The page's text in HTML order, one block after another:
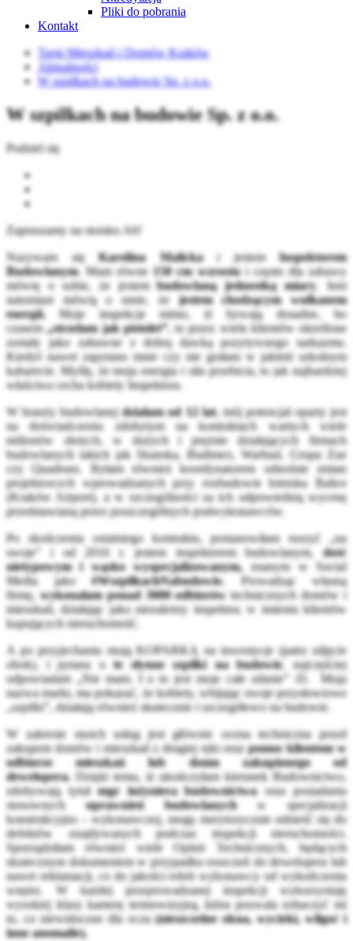
Pliki do pobrania
Kontakt
Targi Mieszkań i Domów Kraków
Aktualności
W szpilkach na budowie Sp. z o.o.
W szpilkach na budowie Sp. z o.o.
Podziel się
Zapraszamy na stoisku A6!
Nazywam sięKarolina Malickai jestemInspektorem
Budowlanym. Mam równe 150 cm wzrostui często dla zabawy
mówię o sobie, że jestembudowlaną jednostką miary. Inni
natomiast mówią o mnie, żejestem chodzącym wulkanem
energii. Moje inspekcje mimo, iż bywają dosadne, bo
czasem„strzelam jak pistolet” , to przez wielu klientów określone
zostały jako zabawne z dobrą dawką pozytywnego sarkazmu.
Kiedyś nawet zapytano mnie czy nie grałam w jakimś szkolnym
kabarecie. Myślę, że moja energia i siła przebicia, to jak najbardziej
właściwa cecha kobiety Inspektora.
W branży budowlanejdziałam od 12 lat, mój potencjał oparty jest
na doświadczeniu zdobytym na kontraktach wartych wiele
milionów złotych, w dużych i prężnie działających firmach
budowlanych takich jak Skanska, Budimex, Warbud, Grupa Zue
czy Quadrum. Byłam również koordynatorem odnośnie zmian
projektowych wprowadzanych przy rozbudowie lotniska Balice
(Kraków Airport), a w szczególności za ich odpowiednią wycenę
przedstawianą przez poszczególnych podwykonawców.
Po skończeniu ostatniego kontraktu, postanowiłam ruszyć „na
swoje” i od 2016 r. jestem inspektorem budowlanym,dość
nietypowym i wąsko wyspecjalizowanym,znanym w Social
Media jako#WszpilkachNabudowie. Prowadząc własną
firmę,wykonałam ponad 3000 odbiorów technicznych domów i
mieszkań, działając jako niezależny inspektor, w imieniu klientów
kupujących nieruchomość.
A po przyjechaniu moją KOPARKĄ na inwestycje (patrz zdjęcie
obok), i pytana ote słynne szpilki na budowie, najczęściej
odpowiadam „Nie mam. I o to jest moje całe zdanie” :D. Moja
nazwa marki, ma pokazać, że kobiety, wbijając swoje przysłowiowe
„szpilki”, działają również skutecznie i szczegółowo na budowie.
W zakresie moich usług jest głównie ocena techniczna przed
zakupem domów i mieszkań z drugiej ręki orazpomoc klientom w
odbiorze mieszkań lub domu zakupionego od
dewelopera. Dzięki temu, iż ukończyłam kierunek Budownictwo,
zdobywają tytułmgr inżyniera budownictwaoraz posiadaniu
stosownychuprawnień budowlanychw specjalizacji
konstrukcyjno – wykonawczej, mogę merytorycznie odnieść się do
defektów znajdywanych podczas inspekcji nieruchomości.
Sporządziłam również wiele Opinii Technicznych, będących
skutecznym dokumentem w przypadku roszczeń do dewelopera lub
nawet reklamacji, co do jakości robót wykonawcy od wykończenia
wnętrz. W każdej przeprowadzanej inspekcji wykorzystuję
wysokiej klasy kamerę termowizyjną, która pozwala zobaczyć mi
to, co niewidoczne dla oczu(nieszczelne okna, wycieki, wilgoć i
inne anomalie).